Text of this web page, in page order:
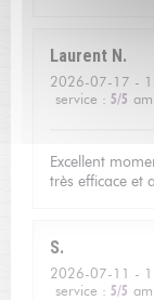
Laurent N
2026-07-17 -
service : 5/5
Excellent
très efficace et
S
2026-07-11 -
service : 5/5